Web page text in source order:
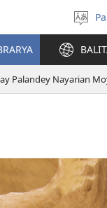
Palandey Nayarian